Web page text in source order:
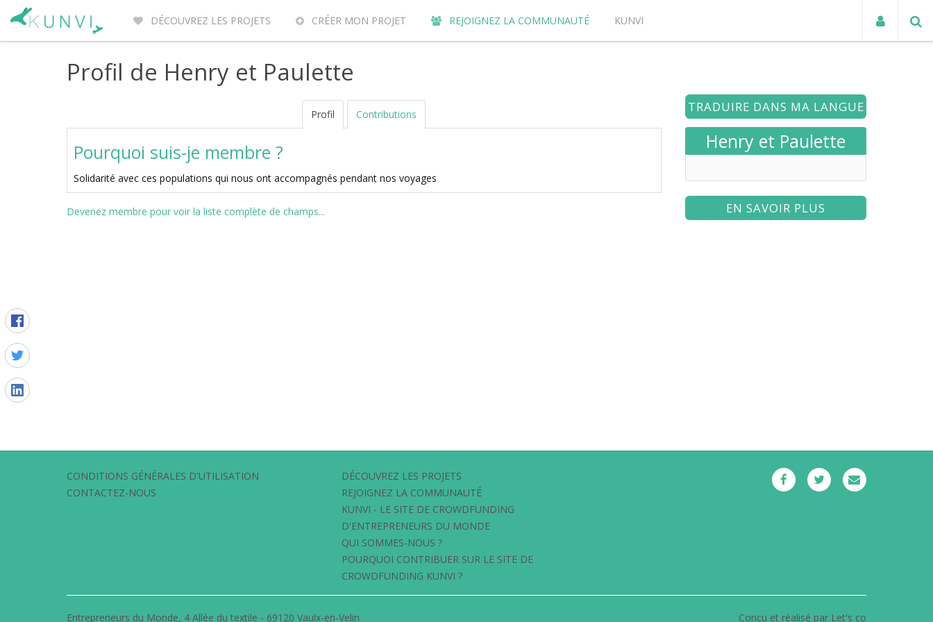
DÉCOUVREZ LES PROJETS CRÉER MON PROJET REJOIGNEZ LA COMMUNAUTÉ KUNVI
ENTREPRENEURS DU MONDE POURQUOI CONTRIBUER SUR LE SITE DE CROWDFUNDING KUNVI ?
Profil de Henry et Paulette
Profil Contributions
Pourquoi suis-je membre ?
Solidarité avec ces populations qui nous ont accompagnés pendant nos voyages
Devenez membre pour voir la liste complète de champs...
TRADUIRE DANS MA LANGUE
Henry et Paulette
EN SAVOIR PLUS
CONDITIONS GÉNÉRALES D'UTILISATION
CONTACTEZ-NOUS
DÉCOUVREZ LES PROJETS
REJOIGNEZ LA COMMUNAUTÉ
KUNVI - LE SITE DE CROWDFUNDING
D'ENTREPRENEURS DU MONDE
QUI SOMMES-NOUS ?
POURQUOI CONTRIBUER SUR LE SITE DE
CROWDFUNDING KUNVI ?
Entrepreneurs du Monde, 4 Allée du textile - 69120 Vaulx-en-Velin Conçu et réalisé par Let's co